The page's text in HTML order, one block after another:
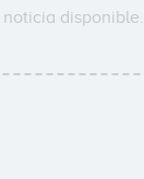
disponible.